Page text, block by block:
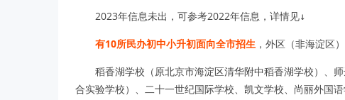
2023年信息未出，可参考2022年信息，详情见↓
有10所民办初中小升初面向全市招生 ，外区（非海淀区
稻香湖学校（原北京市海淀区清华附中稻香湖学校）、
合实验学校）、二十一世纪国际学校、凯文学校、尚丽外国